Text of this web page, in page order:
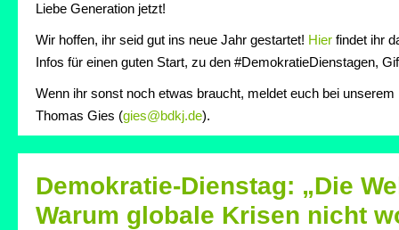
Liebe Generation jetzt!
Wir hoffen, ihr seid gut ins neue Jahr gestartet! Hier findet ihr
Infos für einen guten Start, zu den #DemokratieDienstagen,
Wenn ihr sonst noch etwas braucht, meldet euch bei unserem
Thomas Gies (gies@bdkj.de).
Demokratie-Dienstag: „Die
Warum globale Krisen nicht